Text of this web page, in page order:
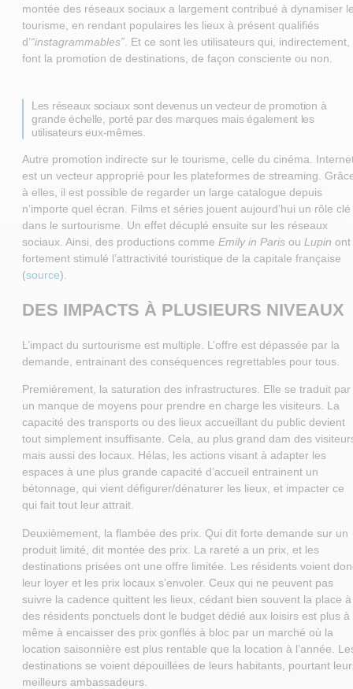
montée des réseaux sociaux a largement contribué à dynamiser
tourisme, en rendant populaires les lieux à présent qualifiés
d’“instagrammables”. Et ce sont les utilisateurs qui, indirectement,
font la promotion de destinations, de façon consciente ou non.
Les réseaux sociaux sont devenus un vecteur de promotion à
grande échelle, porté par des marques mais également les
utilisateurs eux-mêmes.
Autre promotion indirecte sur le tourisme, celle du cinéma.
est un vecteur approprié pour les plateformes de streaming.
à elles, il est possible de regarder un large catalogue depuis
n’importe quel écran. Films et séries jouent aujourd’hui un rôle clé
dans le surtourisme. Un effet décuplé ensuite sur les réseaux
sociaux. Ainsi, des productions comme Emily in Paris ou Lupin ont
fortement stimulé l’attractivité touristique de la capitale française
(source).
DES IMPACTS À PLUSIEURS NIVEAUX
L’impact du surtourisme est multiple. L’offre est dépassée par la
demande, entrainant des conséquences regrettables pour tous.
Premièrement, la saturation des infrastructures. Elle se traduit par
un manque de moyens pour prendre en charge les visiteurs. La
capacité des transports ou des lieux accueillant du public devient
tout simplement insuffisante. Cela, au plus grand dam des
mais aussi des locaux. Hélas, les actions visant à adapter les
espaces à une plus grande capacité d’accueil entrainent un
bétonnage, qui vient défigurer/dénaturer les lieux, et impacter ce
qui fait tout leur attrait.
Deuxièmement, la flambée des prix. Qui dit forte demande sur un
produit limité, dit montée des prix. La rareté a un prix, et les
destinations prisées ont une offre limitée. Les résidents voient
leur loyer et les prix locaux s’envoler. Ceux qui ne peuvent pas
suivre la cadence quittent les lieux, cédant bien souvent la place à
des résidents ponctuels dont le budget dédié aux loisirs est plus à
même à encaisser des prix gonflés à bloc par un marché où la
location saisonnière est plus rentable que la location à l’année.
destinations se voient dépouillées de leurs habitants, pourtant
meilleurs ambassadeurs.